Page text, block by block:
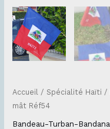
Accueil / Spécialité Haïti /
mât Réf54
Bandeau-Turban-Bandana